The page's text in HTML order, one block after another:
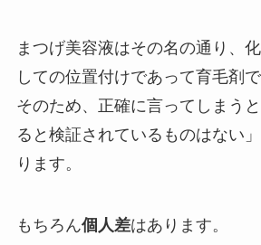
まつげ美容液はその名の通り、
しての位置付けであって育毛剤
そのため、正確に言ってしまう
ると検証されているものはない
ります。
もちろん個人差はあります。